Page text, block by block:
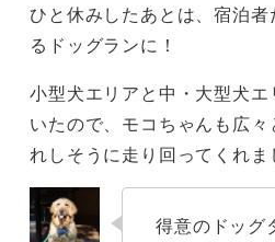
ひと休みしたあとは、宿泊
るドッグランに！
小型犬エリアと中・大型犬
いたので、モコちゃんも広
れしそうに走り回ってくれま
得意のドッグ